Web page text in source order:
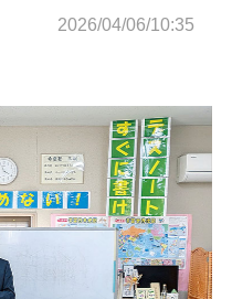
2026/04/06/10:35